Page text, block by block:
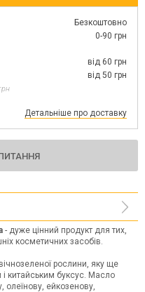
Безкоштовно
0-90 грн
від 60 грн
від 50 грн
Детальніше про доставку
- дуже цінний продукт для тих,
косметичних засобів.
рослини, яку ще
і китайським буксус. Масло
олеїнову, ейкозенову,